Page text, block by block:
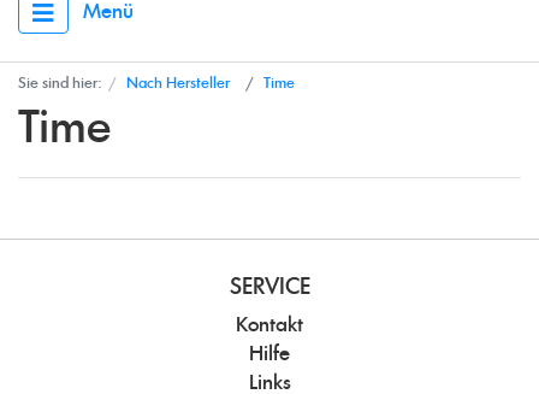
Menü
Sie sind hier: Nach Hersteller Time
Time
SERVICE
Kontakt
Hilfe
Links